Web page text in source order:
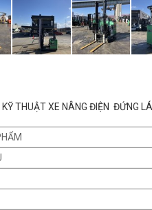
KỸ THUẬT XE NÂNG ĐIỆN ĐỨNG